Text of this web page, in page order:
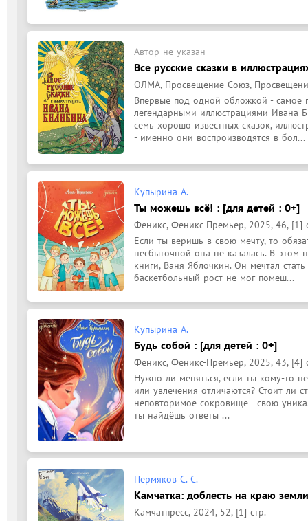
Автор не указан
Все русские сказки в
ОЛМА, Просвещение-Союз,
Впервые под одной обложкой - самое
легендарными иллюстрациями Ивана
семь хорошо известных сказок,
- именно они воспроизводятся в бол...
Купырина А.
Ты можешь всё! : [для детей : 0+]
Феникс, Феникс-Премьер, 2025, 46, [1]
Если ты веришь в свою мечту, то
несбыточной она не казалась. В этом
книги, Ваня Яблочкин. Он мечтал
баскетбольный рост не мог помеш...
Купырина А.
Будь собой : [для детей : 0+]
Феникс, Феникс-Премьер, 2025, 43, [4]
Нужно ли меняться, если ты кому-то
или увлечения отличаются? Стоит ли
неповторимое сокровище - свою
ты найдёшь ответы ...
Пермяков С. С.
Камчатка: доблесть на краю
Камчатпресс, 2024, 52, [1] стр.